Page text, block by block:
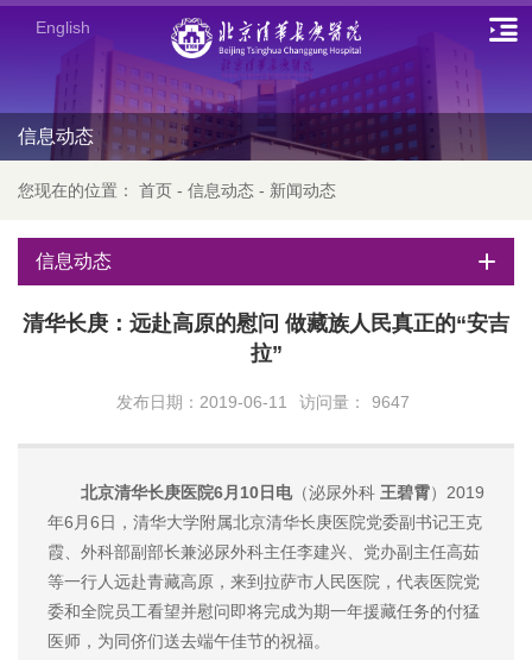
English
信息动态
您现在的位置： 首页 - 信息动态 - 新闻动态
信息动态
清华长庚：远赴高原的慰问 做藏族人民真正的“安吉
拉”
发布日期：2019-06-11 访问量： 9647
北京清华长庚医院6月10日电（泌尿外科 王碧霄）2019
年6月6日，清华大学附属北京清华长庚医院党委副书记王克
霞、外科部副部长兼泌尿外科主任李建兴、党办副主任高茹
等一行人远赴青藏高原，来到拉萨市人民医院，代表医院党
委和全院员工看望并慰问即将完成为期一年援藏任务的付猛
医师，为同侪们送去端午佳节的祝福。